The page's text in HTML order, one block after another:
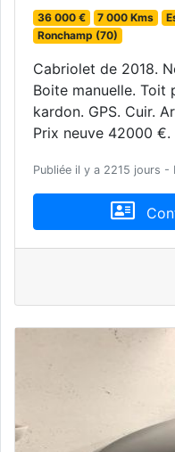
36 000 € 7 000 Kms
Ronchamp (70)
Cabriolet de 2018.
Boite manuelle. Toit
kardon. GPS. Cuir.
Prix neuve 42000 €.
Publiée il y a 2215 jours -